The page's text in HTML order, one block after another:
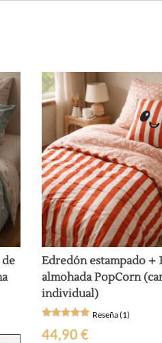
Edredón estampado +
almohada PopCorn
individual)
con
Reseña (1)
44,90€